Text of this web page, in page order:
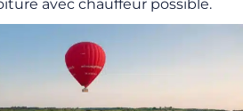
avec chauffeur possible.